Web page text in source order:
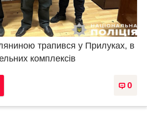
трапився у Прилуках, в
комплексів
0